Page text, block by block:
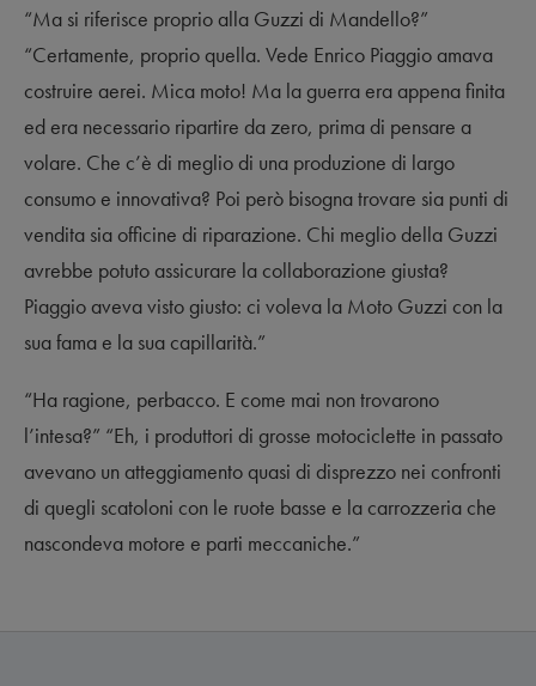
“Ma si riferisce proprio alla Guzzi di Mandello?”
“Certamente, proprio quella. Vede Enrico Piaggio amava
costruire aerei. Mica moto! Ma la guerra era appena finita
ed era necessario ripartire da zero, prima di pensare a
volare. Che c’è di meglio di una produzione di largo
consumo e innovativa? Poi però bisogna trovare sia punti di
vendita sia officine di riparazione. Chi meglio della Guzzi
avrebbe potuto assicurare la collaborazione giusta?
Piaggio aveva visto giusto: ci voleva la Moto Guzzi con la
sua fama e la sua capillarità.”
“Ha ragione, perbacco. E come mai non trovarono
l’intesa?” “Eh, i produttori di grosse motociclette in passato
avevano un atteggiamento quasi di disprezzo nei confronti
di quegli scatoloni con le ruote basse e la carrozzeria che
nascondeva motore e parti meccaniche.”